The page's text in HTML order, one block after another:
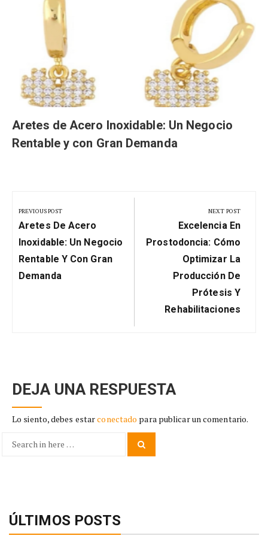
Aretes de Acero Inoxidable: Un Negocio
Rentable y con Gran Demanda
de
entradas
PREVIOUS POST
Previous
Post:
Aretes De Acero
Inoxidable: Un Negocio
Rentable Y Con Gran
Demanda
NEXT POST
Next
Post:
Excelencia En
Prostodoncia: Cómo
Optimizar La
Producción De
Prótesis Y
Rehabilitaciones
DEJA UNA RESPUESTA
Lo siento, debes estarconectado para publicar un comentario.
Search
ÚLTIMOS POSTS